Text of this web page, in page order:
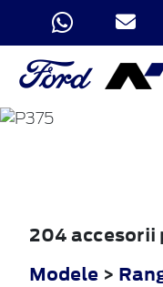
204 accesorii
Modele >